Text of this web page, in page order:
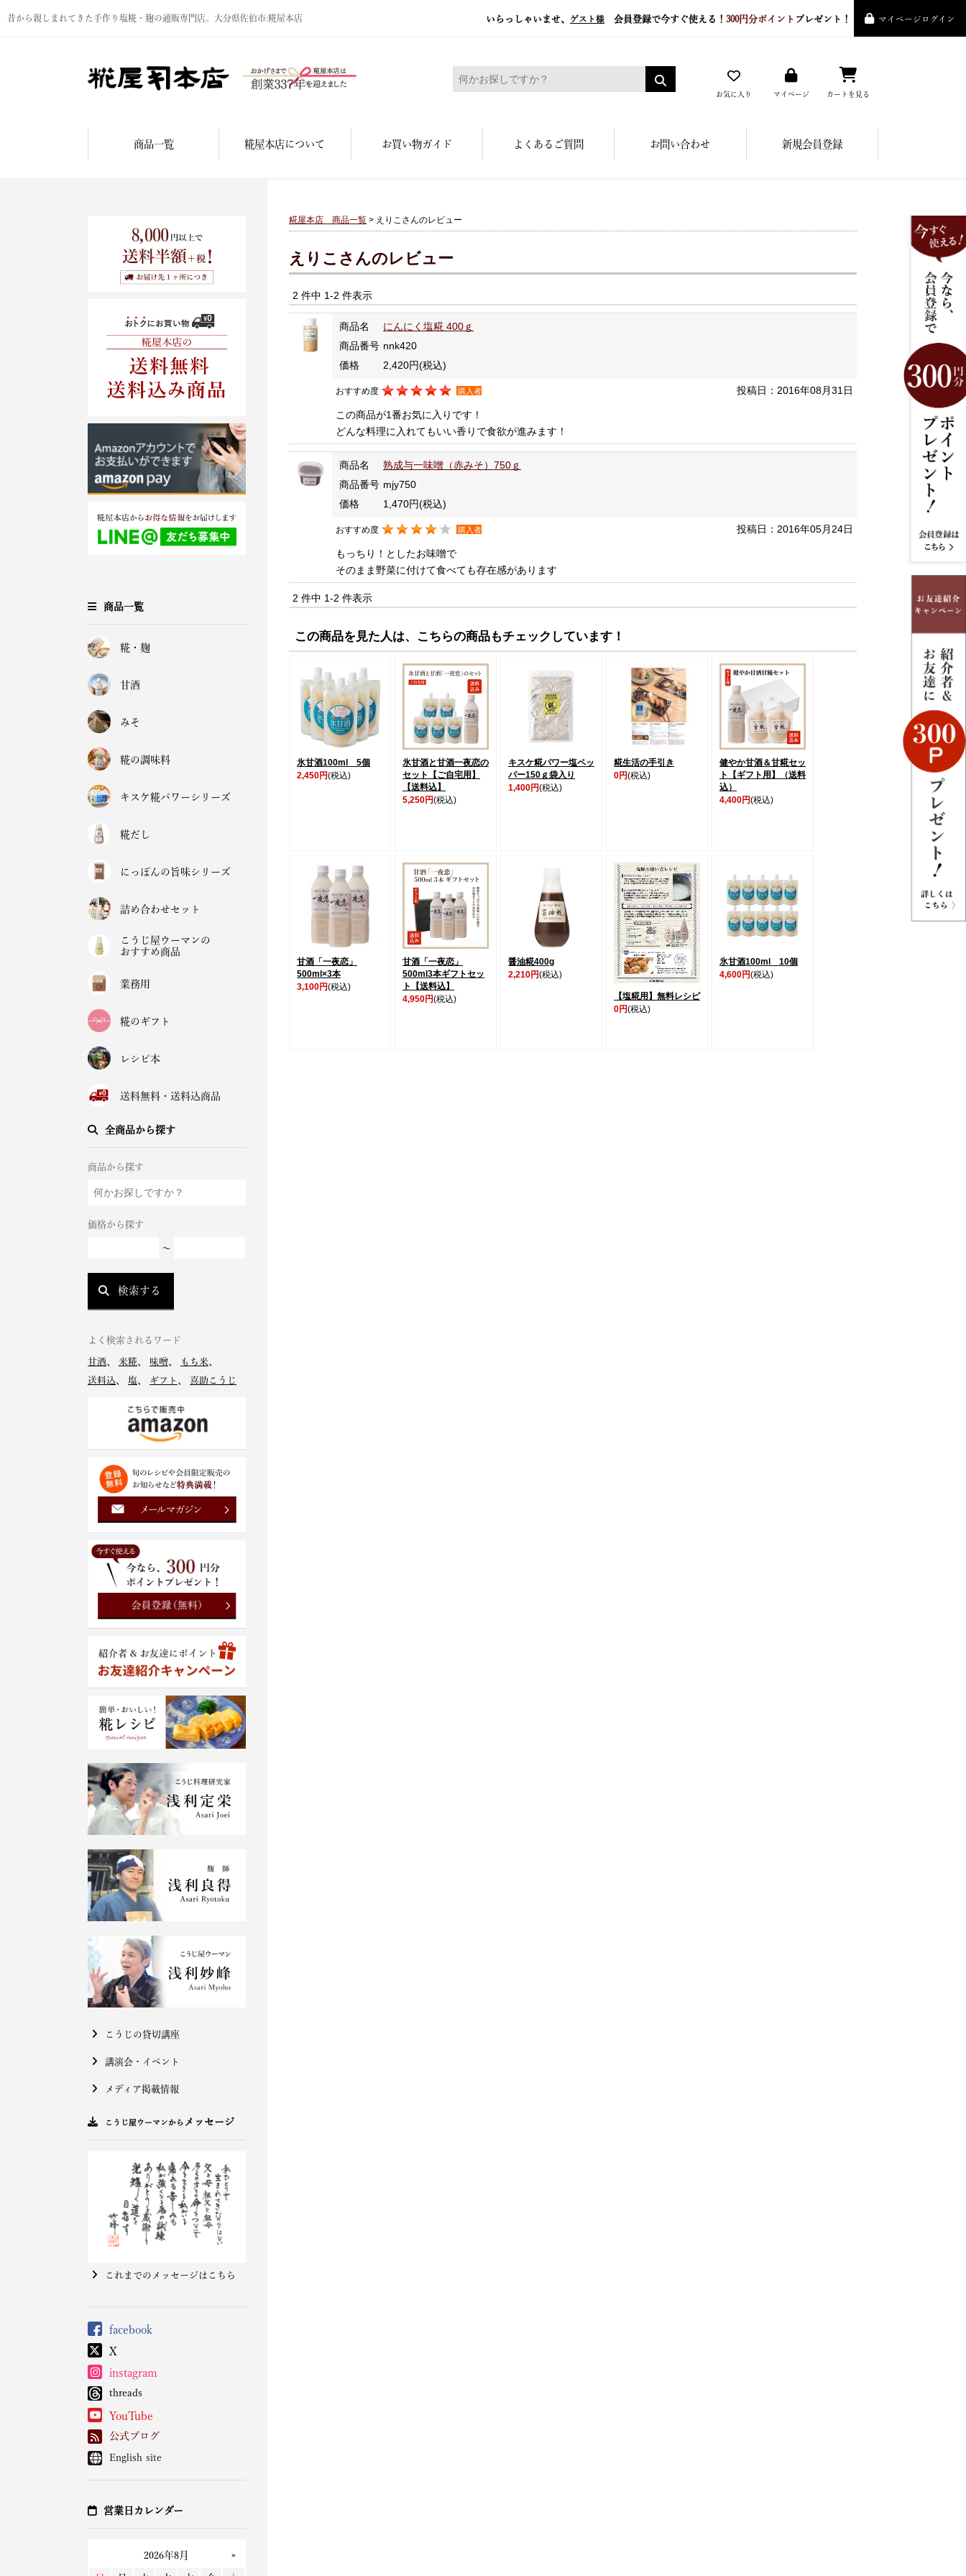
昔から親しまれてきた手作り塩糀・麹の通販専門店。大分県佐伯市:糀屋本店 いらっしゃいませ、 ゲスト様 会員登録で今すぐ使える！ 300円分ポイント プレゼント！ マイページログイン
糀屋本店 - 元禄二年。創業三百余年の味
お気に入り マイページ カートを見る
商品一覧 糀屋本店について お買い物ガイド よくあるご質問 お問い合わせ 新規会員登録
商品一覧
糀・麹
甘酒
みそ
糀の調味料
キスケ糀パワーシリーズ
糀だし
にっぽんの旨味シリーズ
詰め合わせセット
こうじ屋ウーマンの
おすすめ商品
業務用
糀のギフト
レシピ本
送料無料・送料込商品
全商品から探す
商品から探す
価格から探す
～
検索する
よく検索されるワード
甘酒 米糀 味噌 もち米
送料込
塩 ギフト 喜助こうじ
こうじの貸切講座
講演会・イベント
メディア掲載情報
こうじ屋ウーマンから メッセージ
これまでのメッセージはこちら
facebook
X
instagram
threads
YouTube
公式ブログ
English site
営業日カレンダー
糀屋本店 商品一覧 > えりこさんのレビュー
えりこさんのレビュー
2 件中 1-2 件表示
商品名
にんにく塩糀 400ｇ
商品番号 nnk420
価格
2,420円(税込)
投稿日：2016年08月31日
おすすめ度 購入者
この商品が1番お気に入りです！
どんな料理に入れてもいい香りで食欲が進みます！
商品名
熟成与一味噌（赤みそ）750ｇ
商品番号 mjy750
価格
1,470円(税込)
投稿日：2016年05月24日
おすすめ度 購入者
もっちり！としたお味噌で
そのまま野菜に付けて食べても存在感があります
2 件中 1-2 件表示
この商品を見た人は、こちらの商品もチェックしています！
氷甘酒100ml 5個
2,450円(税込)
氷甘酒と甘酒一夜恋の
セット【ご自宅用】
【送料込】
5,250円(税込)
キスケ糀パワー塩ペッ
パー150ｇ袋入り
1,400円(税込)
糀生活の手引き
0円(税込)
健やか甘酒＆甘糀セッ
ト【ギフト用】（送料
込）
4,400円(税込)
甘酒「一夜恋」
500ml×3本
3,100円(税込)
甘酒「一夜恋」
500ml3本ギフトセッ
ト【送料込】
4,950円(税込)
醤油糀400g
2,210円(税込)
【塩糀用】無料レシピ
0円(税込)
氷甘酒100ml 10個
4,600円(税込)